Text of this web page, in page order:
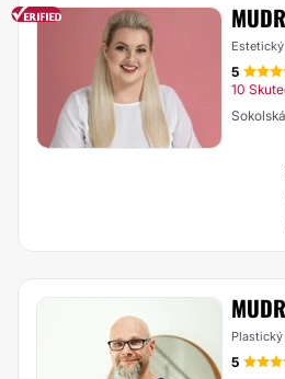
5
10
5